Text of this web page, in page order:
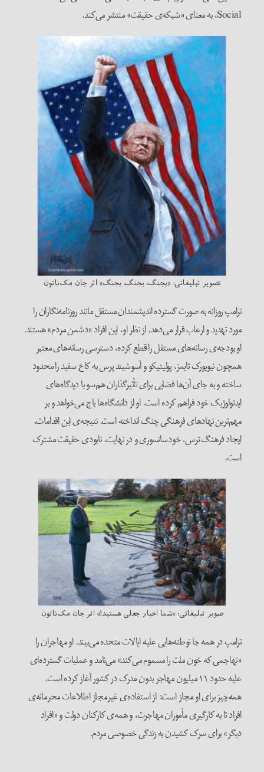
Social، به معنای «شبکه‌ی حقیقت» منتشر می‌کند.
تصویر تبلیغاتی: «بجنگ، بجنگ، بجنگ» اثر جان مک‌ناتون
ترامپ روزانه به صورت گسترده اندیشمندان مستقل مانند روزنامه‌نگاران را
مورد تهدید و ارعاب قرار می‌دهد. از نظر او، این افراد «دشمن مردم» هستند.
او بودجه‌ی رسانه‌های مستقل را قطع کرده، دسترسی رسانه‌های معتبر
همچون نیویورک تایمز، پولیتیکو و آسوشیتد پرس به کاخ سفید را محدود
ساخته و به جای آن‌ها فضایی برای تأثیرگذاران هم‌سو با دیدگاه‌های
ایدئولوژیک خود فراهم کرده است. او از دانشگاه‌ها باج‌ می‌خواهد و بر
مهم‌ترین نهادهای فرهنگی چنگ انداخته است. نتیجه‌ی این اقدامات،
ایجاد فرهنگ ترس، خودسانسوری و در نهایت، نابودی حقیقت مشترک
است.
صویر تبلیغاتی: «شما اخبار جعلی هستید!» اثر جان مک‌ناتون
ترامپ در همه جا توطئه‌هایی علیه ایالات متحده می‌بیند. او مهاجران را
«تهاجمی که خون ملت را مسموم می‌کند» می‌نامد و عملیات گسترده‌ای
علیه حدود ۱۱ میلیون مهاجر بدون مدرک در کشور آغاز کرده است.
همه‌چیز برای او مجاز است: از استفاده‌ی غیرمجاز اطلاعات محرمانه‌ی
افراد تا به کارگیری مأموران مهاجرت، و همه‌ی کارکنان دولت و «افراد
دیگر» برای سرک کشیدن به زندگی خصوصی مردم.